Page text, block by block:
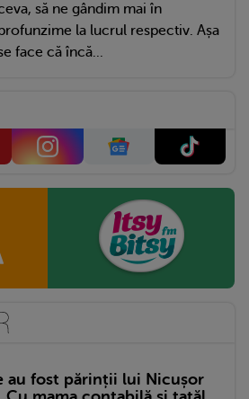
să ne gândim mai în
la lucrul respectiv. Așa
face că încă...
au fost părinții lui Nicușor